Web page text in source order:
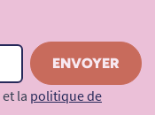
et la politique de